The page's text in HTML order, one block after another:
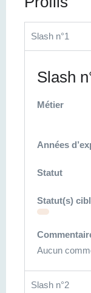
Slash n°1
Slash
Métier
Années
Statut
Statut(s)
Aucun
Slash n°2